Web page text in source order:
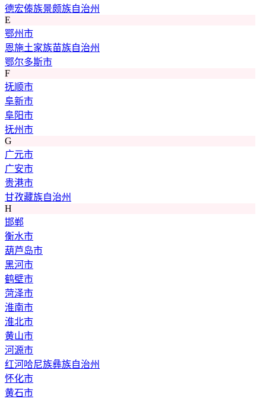
德宏傣族景颇族自治州
E
鄂州市
恩施土家族苗族自治州
鄂尔多斯市
F
抚顺市
阜新市
阜阳市
抚州市
G
广元市
广安市
贵港市
甘孜藏族自治州
H
邯郸
衡水市
葫芦岛市
黑河市
鹤壁市
菏泽市
淮南市
淮北市
黄山市
河源市
红河哈尼族彝族自治州
怀化市
黄石市